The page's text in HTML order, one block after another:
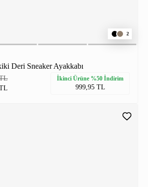
2
Deri Sneaker Ayakkabı
İkinci Ürüne %50 İndirim
999,95 TL